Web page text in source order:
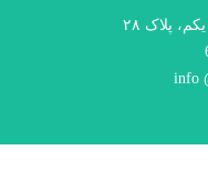
پلاک ۲۸